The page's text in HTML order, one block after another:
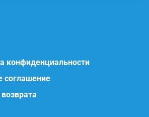
конфиденциальности
соглашение